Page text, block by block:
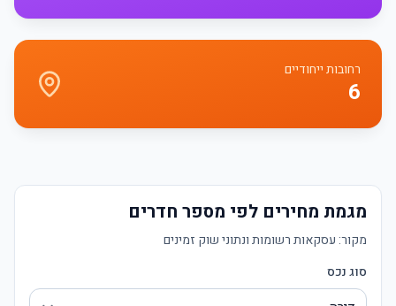
רחובות ייחודיים
6
מגמת מחירים לפי מספר חדרים
מקור: עסקאות רשומות ונתוני שוק זמינים
סוג נכס